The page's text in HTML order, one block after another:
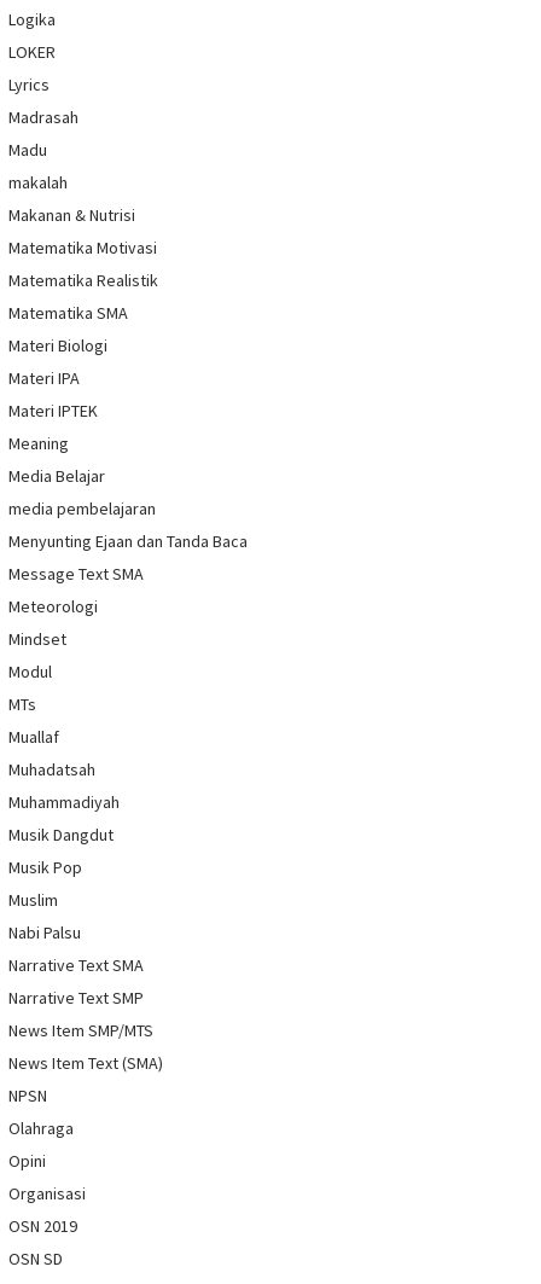
Logika
LOKER
Lyrics
Madrasah
Madu
makalah
Makanan & Nutrisi
Matematika Motivasi
Matematika Realistik
Matematika SMA
Materi Biologi
Materi IPA
Materi IPTEK
Meaning
Media Belajar
media pembelajaran
Menyunting Ejaan dan Tanda Baca
Message Text SMA
Meteorologi
Mindset
Modul
MTs
Muallaf
Muhadatsah
Muhammadiyah
Musik Dangdut
Musik Pop
Muslim
Nabi Palsu
Narrative Text SMA
Narrative Text SMP
News Item SMP/MTS
News Item Text (SMA)
NPSN
Olahraga
Opini
Organisasi
OSN 2019
OSN SD